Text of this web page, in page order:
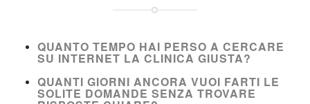
QUANTO TEMPO HAI PERSO A CERCARE
SU INTERNET LA CLINICA GIUSTA?
QUANTI GIORNI ANCORA VUOI FARTI LE
SOLITE DOMANDE SENZA TROVARE